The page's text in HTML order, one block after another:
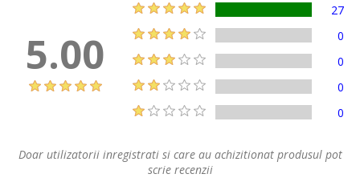
5.00
27
0
0
0
0
Doar utilizatorii inregistrati si care au achizitionat produsul pot
scrie recenzii